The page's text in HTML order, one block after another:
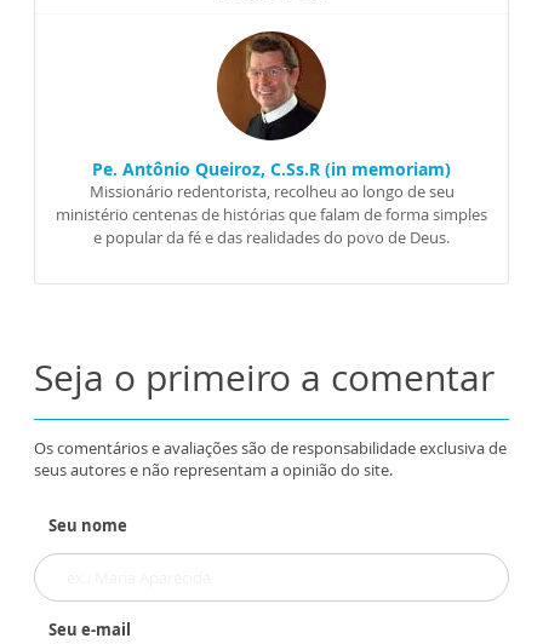
Pe. Antônio Queiroz, C.Ss.R (in memoriam)
Missionário redentorista, recolheu ao longo de seu
ministério centenas de histórias que falam de forma simples
e popular da fé e das realidades do povo de Deus.
Seja o primeiro a comentar
Os comentários e avaliações são de responsabilidade exclusiva de
seus autores e não representam a opinião do site.
Seu nome
Seu e-mail